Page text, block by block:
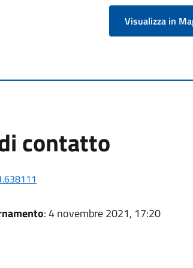
Visualizza in
contatto
: 4 novembre 2021, 17:20